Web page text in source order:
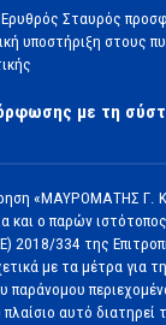
Σταυρός
υποστήριξη στους
με τη
«ΜΑΥΡΟΜΑΤΗΣ Γ.
και ο παρών
2018/334 της
με τα μέτρα για
παράνομου
πλαίσιο αυτό διατηρεί